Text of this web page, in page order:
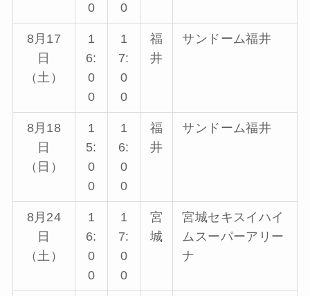
0
0
8月17
日
（土）
1
6:
0
0
1
7:
0
0
福
井
サンドーム福井
8月18
日
（日）
1
5:
0
0
1
6:
0
0
福
井
サンドーム福井
8月24
日
（土）
1
6:
0
0
1
7:
0
0
宮
城
宮城セキスイハイ
ムスーパーアリー
ナ